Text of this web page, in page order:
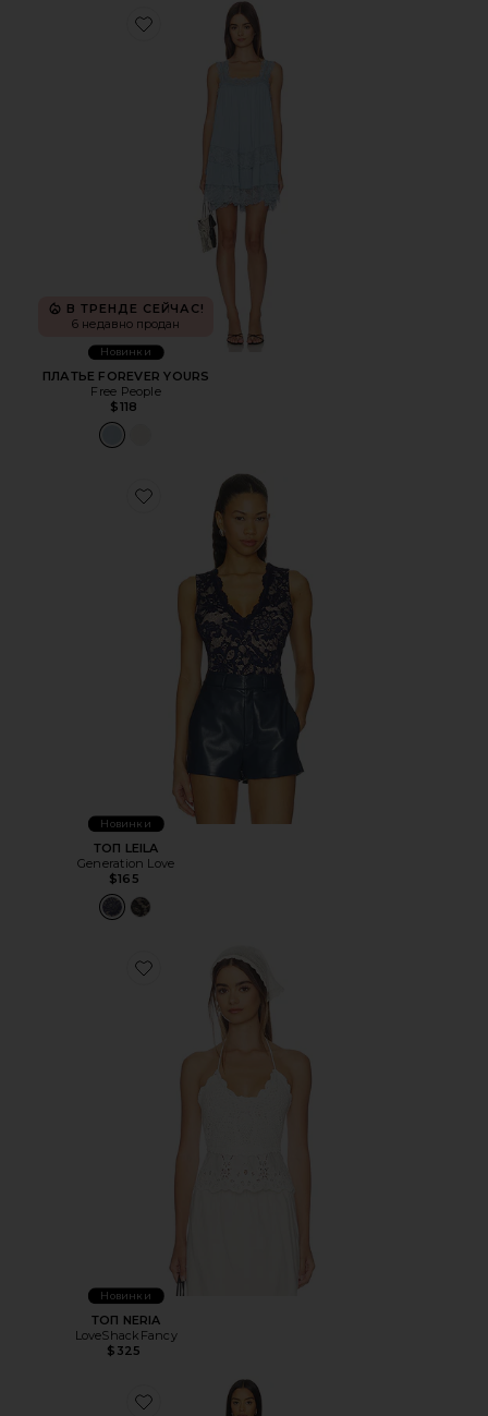
Favorite ПЛАТЬЕ FOREVER YOURS
В ТРЕНДЕ СЕЙЧАС!
6 недавно продан
Новинки
ПЛАТЬЕ FOREVER YOURS
Free People
$118
Favorite ТОП LEILA
Новинки
ТОП LEILA
Generation Love
$165
Favorite ТОП NERIA
Новинки
ТОП NERIA
LoveShackFancy
$325